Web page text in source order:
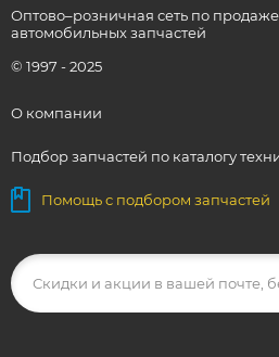
Оптово–розничная сеть по
автомобильных запчастей
© 1997 - 2025
О компании
Подбор запчастей по каталогу
Помощь с подбором запчастей